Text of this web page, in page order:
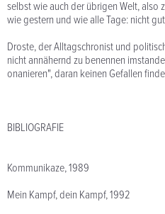
selbst wie auch der übrigen Welt, also
wie gestern und wie alle Tage: nicht
Droste, der Alltagschronist und
nicht annähernd zu benennen
onanieren", daran keinen Gefallen
BIBLIOGRAFIE
Kommunikaze, 1989
Mein Kampf, dein Kampf, 1992